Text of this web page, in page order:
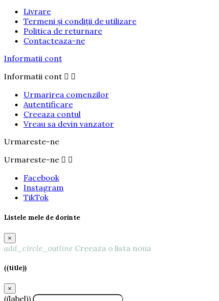
Livrare
Termeni și condiții de utilizare
Politica de returnare
Contacteaza-ne
Informatii cont
Informatii cont  
Urmarirea comenzilor
Autentificare
Creeaza contul
Vreau sa devin vanzator
Urmareste-ne
Urmareste-ne  
Facebook
Instagram
TikTok
Listele mele de dorinte
×
add_circle_outline Creeaza o lista noua
((title))
×
((label))